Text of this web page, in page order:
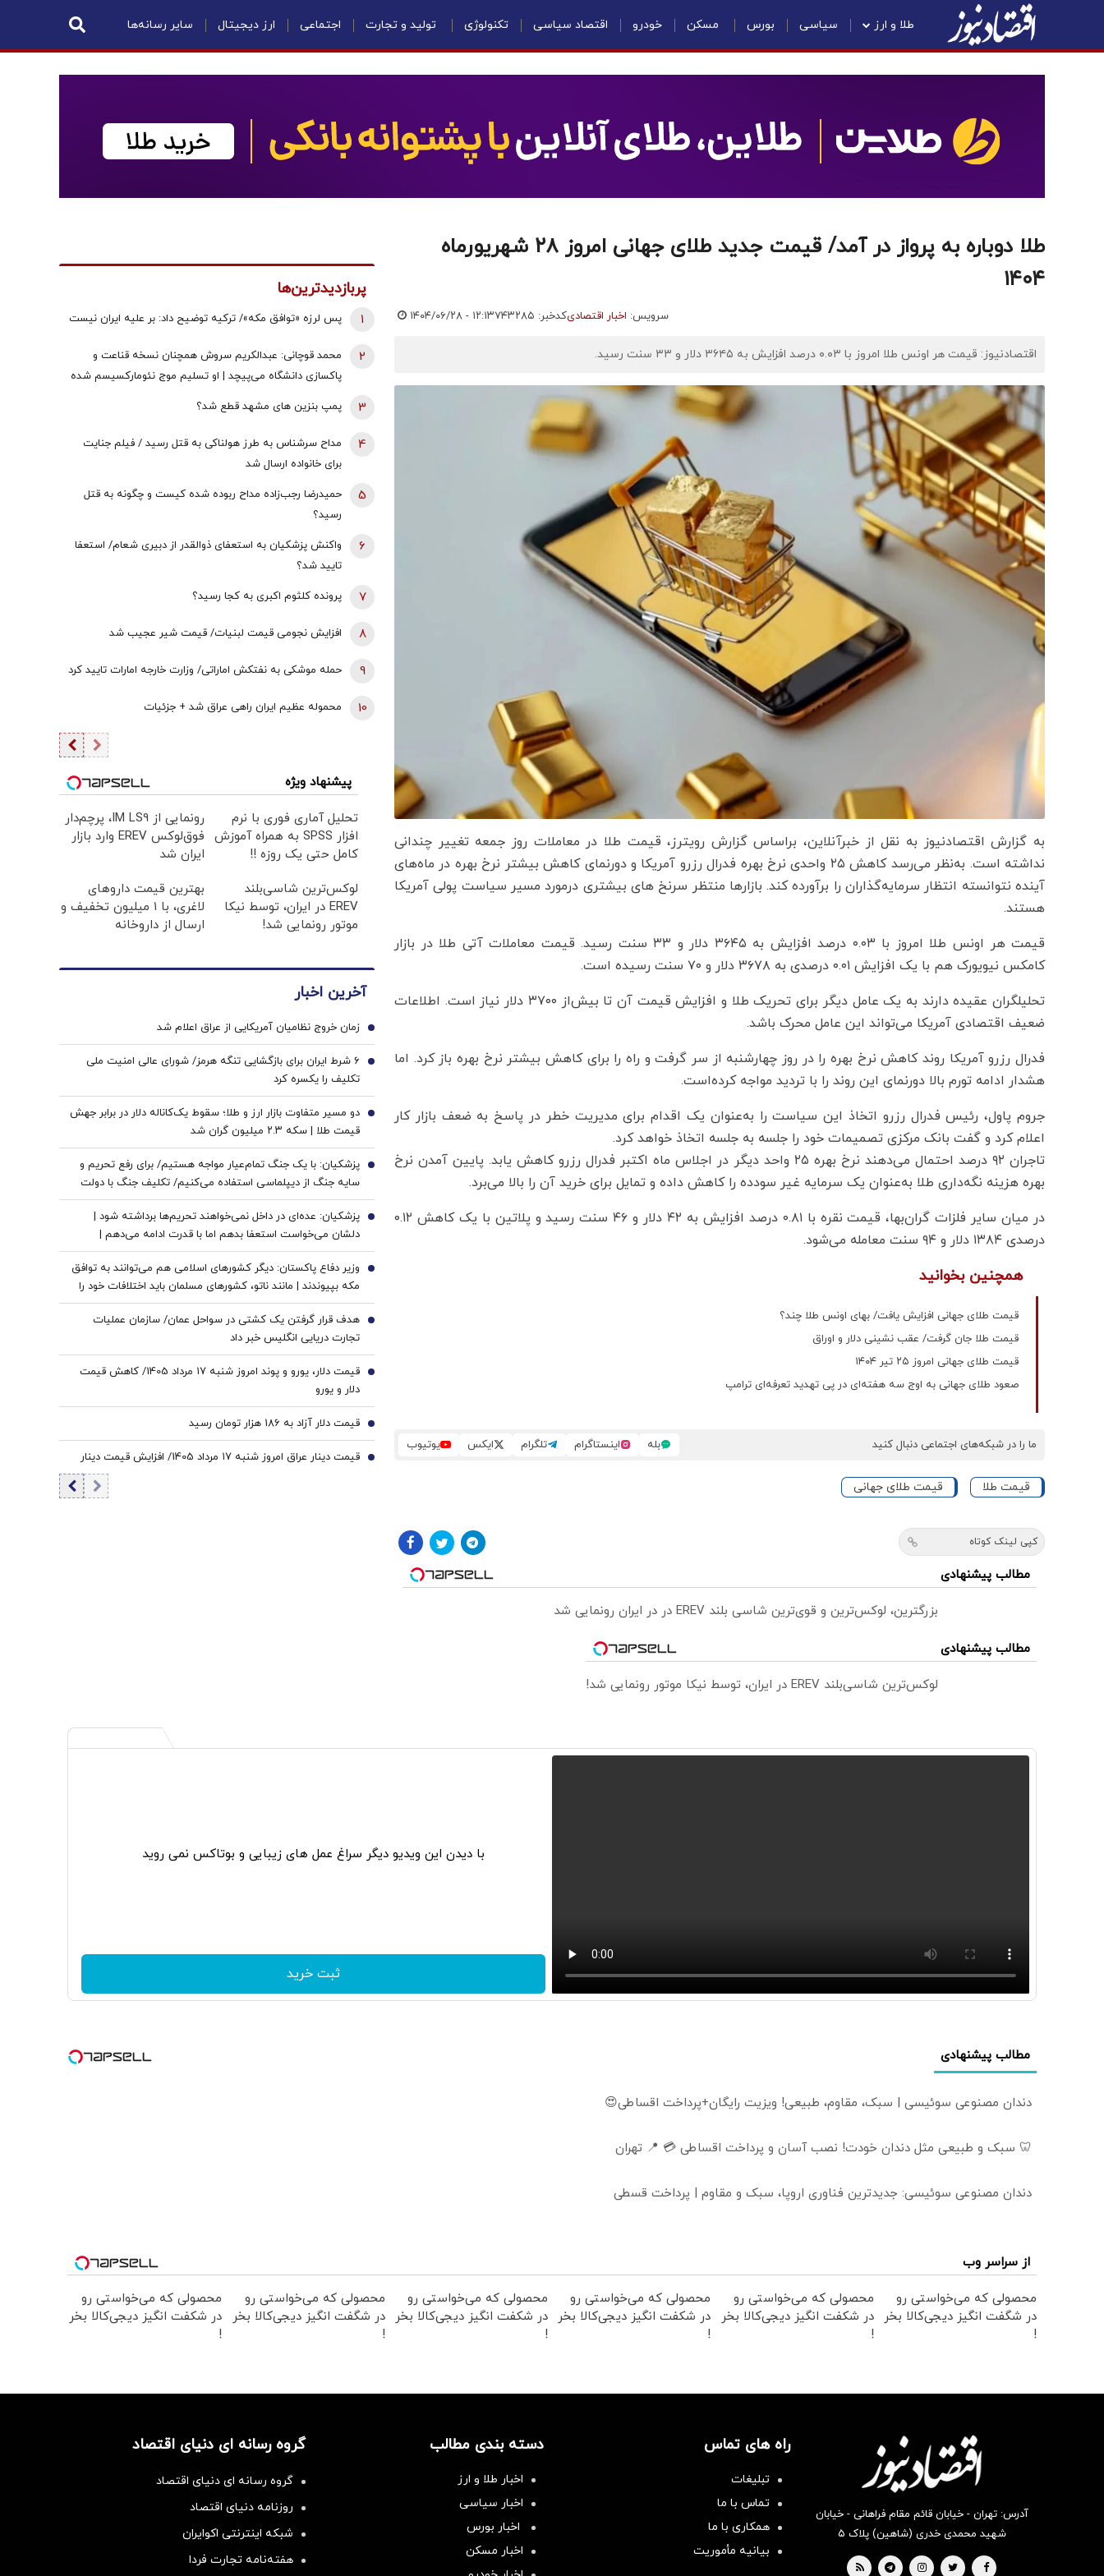
طلا و ارز سیاسی بورس مسکن خودرو اقتصاد سیاسی تکنولوژی تولید و تجارت اجتماعی ارز دیجیتال سایر رسانه‌ها
طلا دوباره به پرواز در آمد/ قیمت جدید طلای جهانی امروز ۲۸ شهریورماه
۱۴۰۴
سرویس: اخبار اقتصادیکدخبر: ۷۴۳۲۸۵ ۱۴۰۴/۰۶/۲۸ - ۱۲:۱۳
اقتصادنیوز: قیمت هر اونس طلا امروز با ۰.۰۳ درصد افزایش به ۳۶۴۵ دلار و ۳۳ سنت رسید.
به گزارش اقتصادنیوز به نقل از خبرآنلاین، براساس گزارش رویترز، قیمت طلا در معاملات روز جمعه تغییر چندانی
نداشته است. به‌نظر می‌رسد کاهش ۲۵ واحدی نرخ بهره فدرال رزرو آمریکا و دورنمای کاهش بیشتر نرخ بهره در ماه‌های
آینده نتوانسته انتظار سرمایه‌گذاران را برآورده کند. بازارها منتظر سرنخ های بیشتری درمورد مسیر سیاست پولی آمریکا
هستند.
قیمت هر اونس طلا امروز با ۰.۰۳ درصد افزایش به ۳۶۴۵ دلار و ۳۳ سنت رسید. قیمت معاملات آتی طلا در بازار
کامکس نیویورک هم با یک افزایش ۰.۰۱ درصدی به ۳۶۷۸ دلار و ۷۰ سنت رسیده است.
تحلیلگران عقیده دارند به یک عامل دیگر برای تحریک طلا و افزایش قیمت آن تا بیش‌از ۳۷۰۰ دلار نیاز است. اطلاعات
ضعیف اقتصادی آمریکا می‌تواند این عامل محرک باشد.
فدرال رزرو آمریکا روند کاهش نرخ بهره را در روز چهارشنبه از سر گرفت و راه را برای کاهش بیشتر نرخ بهره باز کرد. اما
هشدار ادامه تورم بالا دورنمای این روند را با تردید مواجه کرده‌است.
جروم پاول، رئیس فدرال رزرو اتخاذ این سیاست را به‌عنوان یک اقدام برای مدیریت خطر در پاسخ به ضعف بازار کار
اعلام کرد و گفت بانک مرکزی تصمیمات خود را جلسه به جلسه اتخاذ خواهد کرد.
تاجران ۹۲ درصد احتمال می‌دهند نرخ بهره ۲۵ واحد دیگر در اجلاس ماه اکتبر فدرال رزرو کاهش یابد. پایین آمدن نرخ
بهره هزینه نگه‌داری طلا به‌عنوان یک سرمایه غیر سودده را کاهش داده و تمایل برای خرید آن را بالا می‌برد.
در میان سایر فلزات گران‌بها، قیمت نقره با ۰.۸۱ درصد افزایش به ۴۲ دلار و ۴۶ سنت رسید و پلاتین با یک کاهش ۰.۱۲
درصدی ۱۳۸۴ دلار و ۹۴ سنت معامله می‌شود.
همچنین بخوانید
قیمت طلای جهانی افزایش یافت/ بهای اونس طلا چند؟
قیمت طلا جان گرفت/ عقب نشینی دلار و اوراق
قیمت طلای جهانی امروز ۲۵ تیر ۱۴۰۴
صعود طلای جهانی به اوج سه‌ هفته‌ای در پی تهدید تعرفه‌ای ترامپ
ما را در شبکه‌های اجتماعی دنبال کنید بله اینستاگرام تلگرام ایکس یوتیوب
قیمت طلا قیمت طلای جهانی
کپی لینک کوتاه
مطالب پیشنهادی
بزرگترین، لوکس‌ترین و قوی‌ترین شاسی بلند EREV در در ایران رونمایی شد
مطالب پیشنهادی
لوکس‌ترین شاسی‌بلند EREV در ایران، توسط نیکا موتور رونمایی شد!
پربازدیدترین‌ها
پس لرزه «توافق مکه»/ ترکیه توضیح داد: بر علیه ایران نیست 1
محمد قوچانی: عبدالکریم سروش همچنان نسخه قناعت و
پاکسازی دانشگاه می‌پیچد | او تسلیم موج نئومارکسیسم شده
رقابتی را با برچسب کاپیتالیسم توضیح می‌دهد
2
پمپ بنزین های مشهد قطع شد؟ 3
مداح سرشناس به طرز هولناکی به قتل رسید / فیلم جنایت
برای خانواده ارسال شد
4
حمیدرضا رجب‌زاده مداح ربوده شده کیست و چگونه به قتل
رسید؟
5
واکنش پزشکیان به استعفای ذوالقدر از دبیری شعام/ استعفا
تایید شد؟
6
پرونده کلثوم اکبری به کجا رسید؟ 7
افزایش نجومی قیمت لبنیات/ قیمت شیر عجیب شد 8
حمله موشکی به نفتکش اماراتی/ وزارت خارجه امارات تایید کرد 9
محموله عظیم ایران راهی عراق شد + جزئیات 10
پیشنهاد ویژه
تحلیل آماری فوری با نرم
افزار SPSS به همراه آموزش
کامل حتی یک روزه !!
رونمایی از IM LS9، پرچم‌دار
فوق‌لوکس EREV وارد بازار
ایران شد
لوکس‌ترین شاسی‌بلند
EREV در ایران، توسط نیکا
موتور رونمایی شد!
بهترین قیمت داروهای
لاغری، با ۱ میلیون تخفیف و
ارسال از داروخانه‌
آخرین اخبار
زمان خروج نظامیان آمریکایی از عراق اعلام شد 1
۶ شرط ایران برای بازگشایی تنگه هرمز/ شورای عالی امنیت ملی
تکلیف را یکسره کرد
2
دو مسیر متفاوت بازار ارز و طلا؛ سقوط یک‌کاناله دلار در برابر جهش
قیمت طلا | سکه ۲.۳ میلیون گران شد
3
پزشکیان: با یک جنگ تمام‌عیار مواجه هستیم/ برای رفع تحریم و
سایه جنگ از دیپلماسی استفاده می‌کنیم/ تکلیف جنگ با دولت
نیست
4
پزشکیان: عده‌ای در داخل نمی‌خواهند تحریم‌ها برداشته شود |
دلشان می‌خواست استعفا بدهم اما با قدرت ادامه می‌دهم |
قالیباف بهترین همکاری را با دولت دارد
5
وزیر دفاع پاکستان: دیگر کشورهای اسلامی هم می‌توانند به توافق
مکه بپیوندند | مانند ناتو، کشورهای مسلمان باید اختلافات خود را
کنار بگذارند
6
هدف قرار گرفتن یک کشتی در سواحل عمان/ سازمان عملیات
تجارت دریایی انگلیس خبر داد
7
قیمت دلار، یورو و پوند امروز شنبه ۱۷ مرداد 1405/ کاهش قیمت
دلار و یورو
8
قیمت دلار آزاد به 186 هزار تومان رسید 9
قیمت دینار عراق امروز شنبه ۱۷ مرداد 1405/ افزایش قیمت دینار 10
با دیدن این ویدیو دیگر سراغ عمل های زیبایی و بوتاکس نمی روید
ثبت خرید
مطالب پیشنهادی
دندان مصنوعی سوئیسی | سبک، مقاوم، طبیعی! ویزیت رایگان+پرداخت اقساطی😍
🦷 سبک و طبیعی مثل دندان خودت! نصب آسان و پرداخت اقساطی 💳 📍 تهران
دندان مصنوعی سوئیسی: جدیدترین فناوری اروپا، سبک و مقاوم | پرداخت قسطی
از سراسر وب
محصولی که می‌خواستی رو
در شگفت انگیز دیجی‌کالا بخر
!
محصولی که می‌خواستی رو
در شکفت انگیز دیجی‌کالا بخر
!
محصولی که می‌خواستی رو
در شکفت انگیز دیجی‌کالا بخر
!
محصولی که می‌خواستی رو
در شکفت انگیز دیجی‌کالا بخر
!
محصولی که می‌خواستی رو
در شگفت انگیز دیجی‌کالا بخر
!
محصولی که می‌خواستی رو
در شکفت انگیز دیجی‌کالا بخر
!
آدرس: تهران - خیابان قائم مقام فراهانی - خیابان
شهید محمدی خدری (شاهین) پلاک ۵
راه های تماس
تبلیغات
تماس با ما
همکاری با ما
بیانیه مأموریت
دسته بندی مطالب
اخبار طلا و ارز
اخبار سیاسی
اخبار بورس
اخبار مسکن
گروه رسانه ای دنیای اقتصاد
گروه رسانه ای دنیای اقتصاد
روزنامه دنیای اقتصاد
شبکه اینترنتی اکوایران
هفته‌نامه تجارت فردا